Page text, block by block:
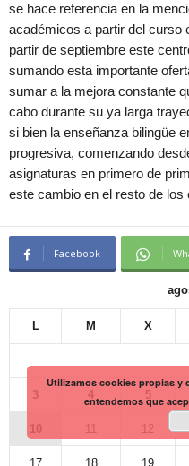
se hace referencia en la
académicos a partir del curso
partir de septiembre este
sumando esta importante
sumar a la mejora constante
cabo durante su ya larga
si bien la enseñanza bilingüe
progresiva, comenzando
asignaturas en primero de
este cambio en el resto de
Facebook
L M X
3 4 5
10 11 12
17 18 19
Utilizamos cookies propias y
entendemos que